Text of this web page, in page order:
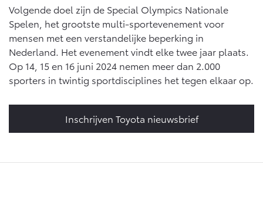
Volgende doel zijn de Special Olympics Nationale
Spelen, het grootste multi-sportevenement voor
mensen met een verstandelijke beperking in
Nederland. Het evenement vindt elke twee jaar plaats.
Op 14, 15 en 16 juni 2024 nemen meer dan 2.000
sporters in twintig sportdisciplines het tegen elkaar op.
Inschrijven Toyota nieuwsbrief